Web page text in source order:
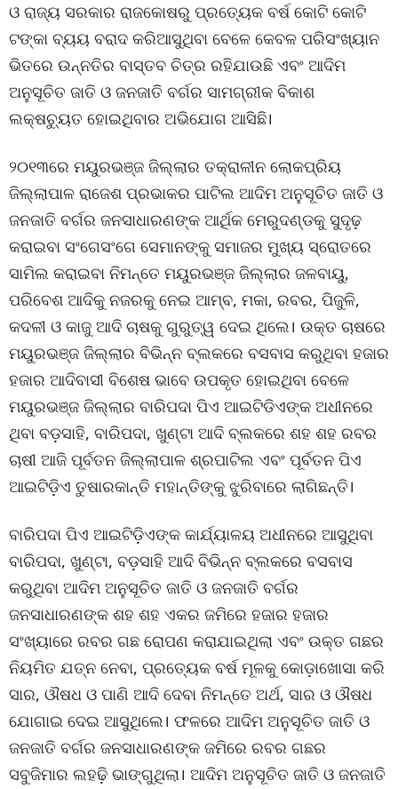
ଓ ରାଜ୍ୟ ସରକାର ରାଜକୋଷରୁ ପ୍ରତ୍ୟେକ ବର୍ଷ କୋଟି କୋଟି
ଟଙ୍କା ବ୍ୟୟ ବରାଦ କରିଆସୁଥିବା ବେଳେ କେବଳ ପରିସଂଖ୍ୟାନ
ଭିତରେ ଉନ୍ନତିର ବାସ୍ତବ ଚିତ୍ର ରହିଯାଉଛି ଏବଂ ଆଦିମ
ଅନୁସୂଚିତ ଜାତି ଓ ଜନଜାତି ବର୍ଗର ସାମଗ୍ରୀକ ବିକାଶ
ଲକ୍ଷଚ୍ୟୁତ ହୋଇଥିବାର ଅଭିଯୋଗ ଆସିଛି।
୨୦୧୩ରେ ମୟୁରଭଞ୍ଜ ଜିଲ୍ଲାର ତକ୍ରାଳୀନ ଲୋକପ୍ରିୟ
ଜିଲ୍ଲାପାଳ ରାଜେଶ ପ୍ରଭାକର ପାଟିଲ ଆଦିମ ଅନୁସୂଚିତ ଜାତି ଓ
ଜନଜାତି ବର୍ଗର ଜନସାଧାରଣଙ୍କ ଆର୍ଥିକ ମେରୁଦଣ୍ଡକୁ ସୁଦୃଢ଼
କରାଇବା ସଂଗେସଂଗେ ସେମାନଙ୍କୁ ସମାଜର ମୁଖ୍ୟ ସ୍ରୋତରେ
ସାମିଲ କରାଇବା ନିମନ୍ତେ ମୟୁରଭଞ୍ଜ ଜିଲ୍ଲାର ଜଳବାୟୁ,
ପରିବେଶ ଆଦିକୁ ନଜରକୁ ନେଇ ଆମ୍ବ, ମକା, ରବର, ପିଜୁଳି,
କଦଳୀ ଓ କାଜୁ ଆଦି ଚାଷକୁ ଗୁରୁତ୍ୱ ଦେଇ ଥିଲେ। ଉକ୍ତ ଚାଷରେ
ମୟୁରଭଞ୍ଜ ଜିଲ୍ଲାର ବିଭିନ୍ନ ବ୍ଲକରେ ବସବାସ କରୁଥିବା ହଜାର
ହଜାର ଆଦିବାସୀ ବିଶେଷ ଭାବେ ଉପକୃତ ହୋଇଥିବା ବେଳେ
ମୟୁରଭଞ୍ଜ ଜିଲ୍ଲାର ବାରିପଦା ପିଏ ଆଇଟିଡିଏଙ୍କ ଅଧୀନରେ
ଥିବା ବଡ଼ସାହି, ବାରିପଦା, ଖୁଣ୍ଟା ଆଦି ବ୍ଲକରେ ଶହ ଶହ ରବର
ଚାଷୀ ଆଜି ପୂର୍ବତନ ଜିଲ୍ଲାପାଳ ଶ୍ରପାଟିଲ ଏବଂ ପୂର୍ବତନ ପିଏ
ଆଇଟିଡ଼ିଏ ତୁଷାରକାନ୍ତି ମହାନ୍ତିଙ୍କୁ ଝୁରିବାରେ ଲାଗିଛନ୍ତି।
ବାରିପଦା ପିଏ ଆଇଟିଡ଼ିଏଙ୍କ କାର୍ଯ୍ୟାଳୟ ଅଧୀନରେ ଆସୁଥିବା
ବାରିପଦା, ଖୁଣ୍ଟା, ବଡ଼ସାହି ଆଦି ବିଭିନ୍ନ ବ୍ଲକରେ ବସବାସ
କରୁଥିବା ଆଦିମ ଅନୁସୂଚିତ ଜାତି ଓ ଜନଜାତି ବର୍ଗର
ଜନସାଧାରଣଙ୍କ ଶହ ଶହ ଏକର ଜମିରେ ହଜାର ହଜାର
ସଂଖ୍ୟାରେ ରବର ଗଛ ରୋପଣ କରାଯାଇଥିଲା ଏବଂ ଉକ୍ତ ଗଛର
ନିୟମିତ ଯତ୍ନ ନେବା, ପ୍ରତ୍ୟେକ ବର୍ଷ ମୂଳକୁ କୋଡ଼ାଖୋସା କରି
ସାର, ଔଷଧ ଓ ପାଣି ଆଦି ଦେବା ନିମନ୍ତେ ଅର୍ଥ, ସାର ଓ ଔଷଧ
ଯୋଗାଇ ଦେଇ ଆସୁଥିଲେ। ଫଳରେ ଆଦିମ ଅନୁସୂଚିତ ଜାତି ଓ
ଜନଜାତି ବର୍ଗର ଜନସାଧାରଣଙ୍କ ଜମିରେ ରବର ଗଛର
ସବୁଜିମାର ଲହଢ଼ି ଭାଙ୍ଗୁଥିଲା। ଆଦିମ ଅନୁସୂଚିତ ଜାତି ଓ ଜନଜାତି